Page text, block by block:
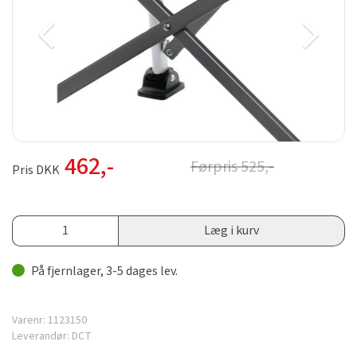
Pris DKK 462,- Førpris525,-
Læg i kurv
På fjernlager, 3-5 dages lev.
Varenr: 1123150
Leverandør: DCT